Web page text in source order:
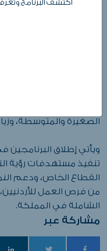
وتحقيق التنمية
الصغيرة والمتوسطة،
ويأتي إطلاق البرنامجين
تنفيذ مستهدفات رؤية
القطاع الخاص، ودعم
من فرص العمل
الشاملة في المملكة.
مشاركة عبر
اكتشف البرنامج